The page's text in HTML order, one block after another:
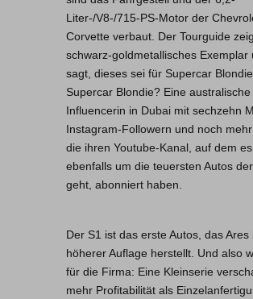
Liter-/V8-/715-PS-Motor der
Corvette verbaut. Der Tourguide
schwarz-goldmetallisches Exemplar
sagt, dieses sei für Supercar
Supercar Blondie? Eine australische
Influencerin in Dubai mit sechzehn
Instagram-Followern und noch
die ihren Youtube-Kanal, auf dem es
ebenfalls um die teuersten Autos
geht, abonniert haben.
Der S1 ist das erste Autos, das Ares
höherer Auflage herstellt. Und also
für die Firma: Eine Kleinserie
mehr Profitabilität als